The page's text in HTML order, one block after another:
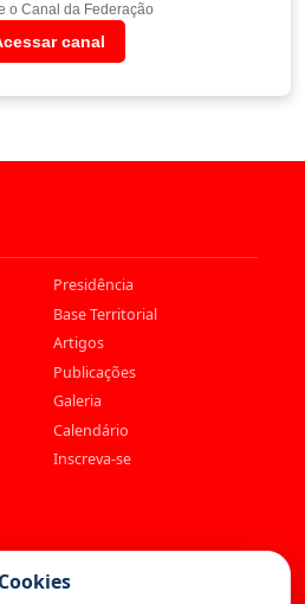
o Canal da Federação
canal
Presidência
Base Territorial
Artigos
Publicações
Galeria
Calendário
Inscreva-se